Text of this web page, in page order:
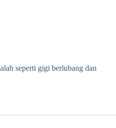
seperti gigi berlubang dan